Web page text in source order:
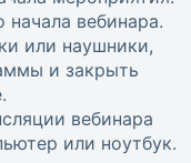
вебинара.
или наушники,
и закрыть
вебинара
или ноутбук.